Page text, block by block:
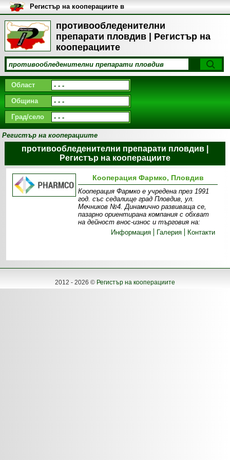
противообледенителни
препарати пловдив | Регистър на
кооперациите
Регистър на кооперациите в
България
Област
Община
Град/село
Регистър на кооперациите
противообледенителни препарати пловдив |
Регистър на кооперациите
Кооперация Фармко, Пловдив
Кооперация Фармко е учредена през 1991
год. със седалище град Пловдив, ул.
Мечников №4. Динамично развиваща се,
пазарно ориентирана компания с обхват
на дейност внос-износ и търговия на:
Информация
Галерия Контакти
2012 - 2026 © Регистър на кооперациите